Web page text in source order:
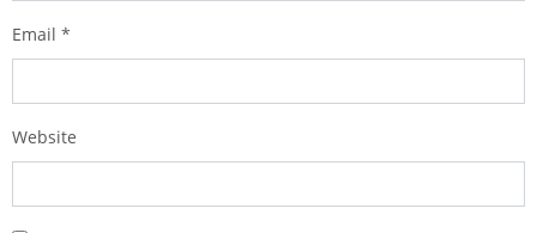
Email *
Website